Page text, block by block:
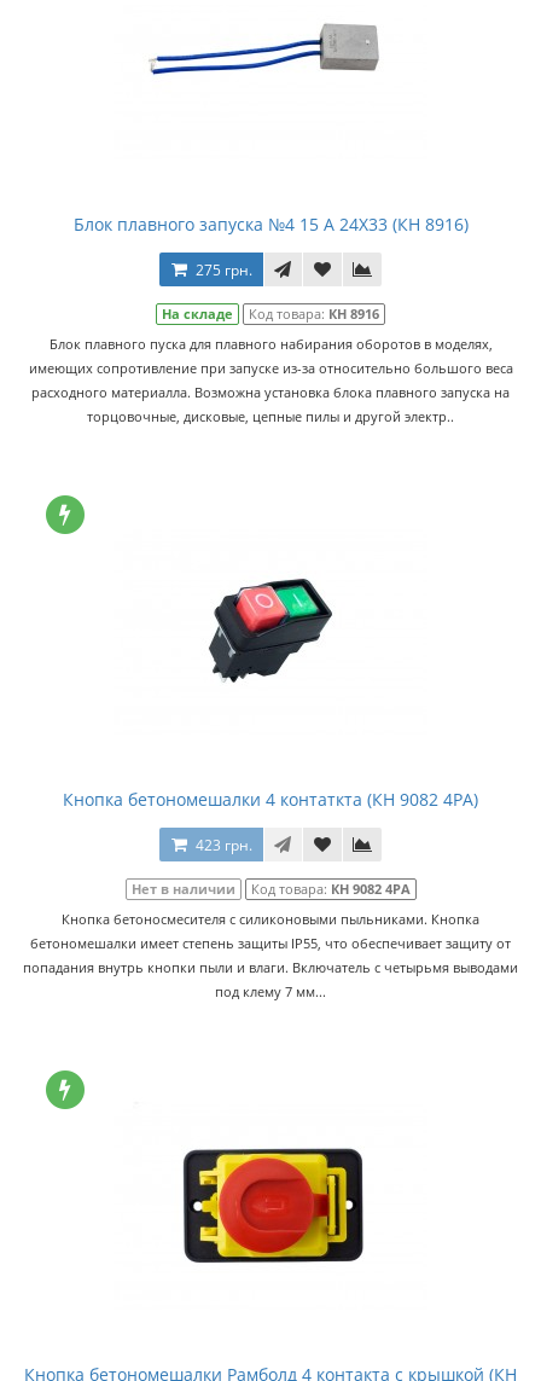
Блок плавного запуска №4 15 А 24Х33 (КН 8916)
275 грн.
На складе Код товара: КН 8916
Блок плавного пуска для плавного набирания оборотов в моделях,
имеющих сопротивление при запуске из-за относительно большого веса
расходного материалла. Возможна установка блока плавного запуска на
торцовочные, дисковые, цепные пилы и другой электр..
Кнопка бетономешалки 4 контаткта (КН 9082 4РА)
423 грн.
Нет в наличии Код товара: КН 9082 4РА
Кнопка бетоносмесителя с силиконовыми пыльниками. Кнопка
бетономешалки имеет степень защиты IP55, что обеспечивает защиту от
попадания внутрь кнопки пыли и влаги. Включатель с четырьмя выводами
под клему 7 мм...
Кнопка бетономешалки Рамболд 4 контакта с крышкой (КН